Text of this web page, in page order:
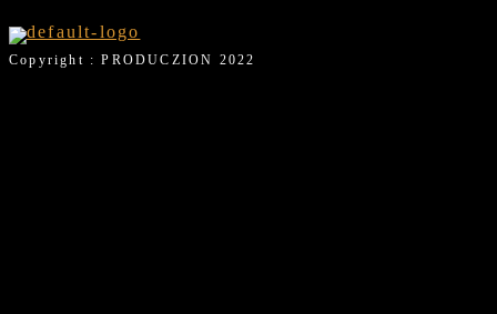
Copyright : PRODUCZION 2022